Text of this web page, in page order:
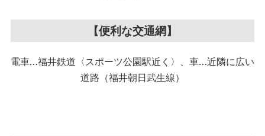
【便利な交通網】
電車…福井鉄道〈スポーツ公園駅近く〉、車…近隣に広い
道路（福井朝日武生線）